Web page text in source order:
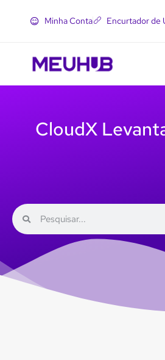
Minha Conta Encurtador de
CloudX